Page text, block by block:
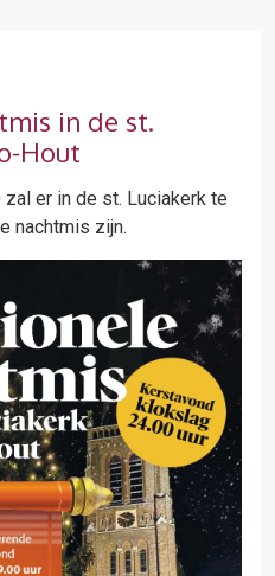
in de st.
Hout
er in de st. Luciakerk te
nachtmis zijn.